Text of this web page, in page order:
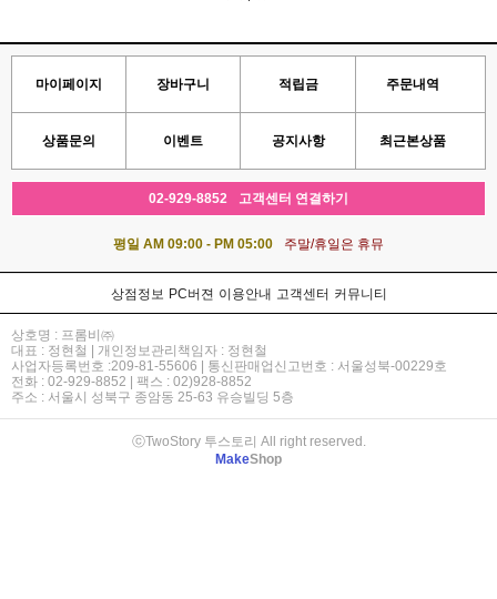
마이페이지 장바구니 적립금 주문내역
상품문의 이벤트 공지사항 최근본상품
02-929-8852 고객센터 연결하기
평일 AM 09:00 - PM 05:00 주말/휴일은 휴뮤
상점정보 PC버젼 이용안내 고객센터 커뮤니티
상호명 : 프롬비㈜
대표 : 정현철 | 개인정보관리책임자 : 정현철
사업자등록번호 :209-81-55606 | 통신판매업신고번호 : 서울성북-00229호
전화 : 02-929-8852 | 팩스 : 02)928-8852
주소 : 서울시 성북구 종암동 25-63 유승빌딩 5층
ⓒTwoStory 투스토리 All right reserved.
MakeShop